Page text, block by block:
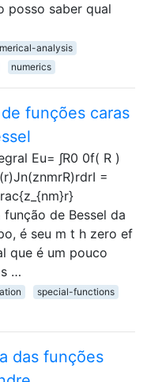
posso saber qual
analysis
numerics
funções caras
Eu= ∫R0 0f( R )
=
de Bessel da
é seu m t h zero ef
que é um pouco
…
special-functions
das funções